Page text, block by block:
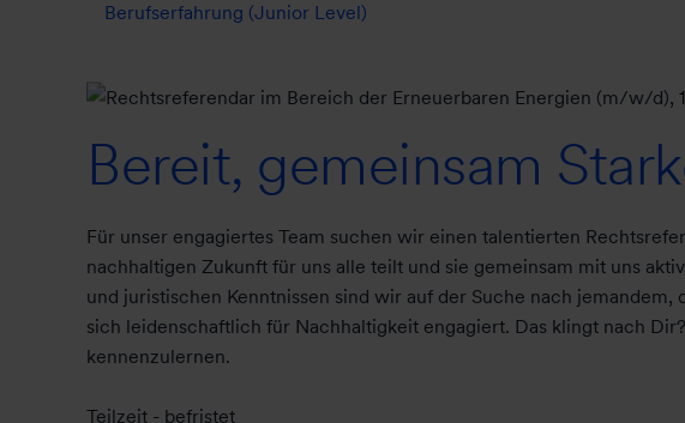
Berufserfahrung (Junior Level)
Bereit, gemeinsam
Für unser engagiertes Team suchen wir einen talentierten
nachhaltigen Zukunft für uns alle teilt und sie gemeinsam mit uns
und juristischen Kenntnissen sind wir auf der Suche nach
sich leidenschaftlich für Nachhaltigkeit engagiert. Das klingt nach
kennenzulernen.
Teilzeit - befristet